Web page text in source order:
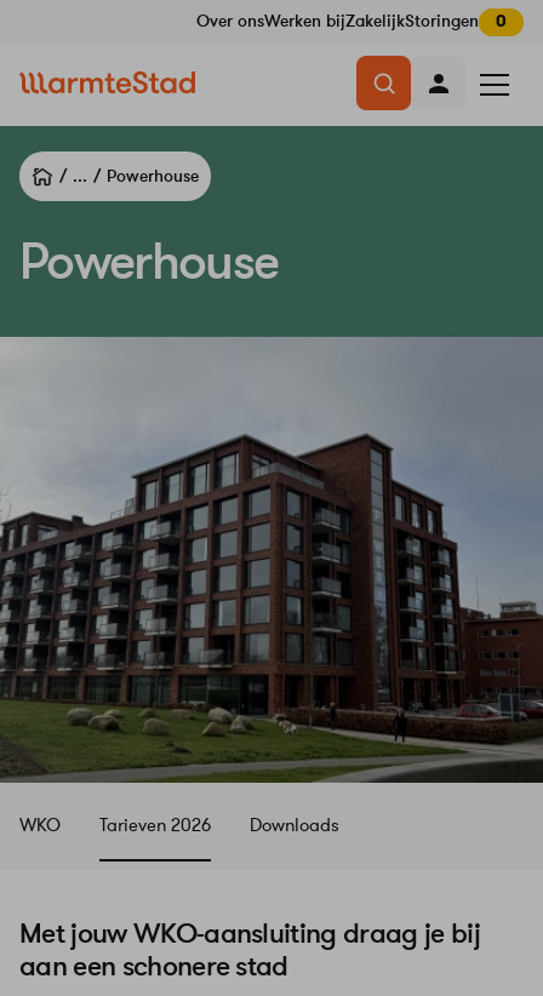
overslaan
Over onsWerken bijZakelijkStoringen 0
openen
... Powerhouse
Powerhouse
WKO Tarieven 2026 Downloads
Met jouw WKO-aansluiting draag je bij
aan een schonere stad